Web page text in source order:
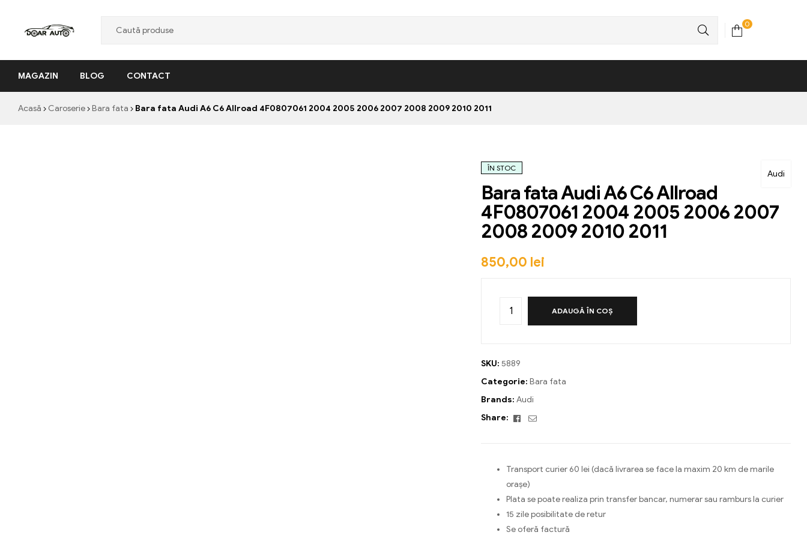
Auto
"Nascut
0
MAGAZIN BLOG CONTACT
Acasă Caroserie Bara fata Bara fata Audi A6 C6 Allroad 4F0807061 2004 2005 2006 2007 2008 2009 2010 2011
Audi
ÎN STOC
Bara fata Audi A6 C6 Allroad
4F0807061 2004 2005 2006 2007
2008 2009 2010 2011
850,00 lei
ADAUGĂ ÎN COȘ
SKU: 5889
Categorie: Bara fata
Brands: Audi
Share:
Facebook
Email
Transport curier 60 lei (dacă livrarea se face la maxim 20 km de marile
orașe)
Plata se poate realiza prin transfer bancar, numerar sau ramburs la curier
15 zile posibilitate de retur
Se oferă factură